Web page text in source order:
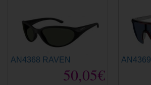
AN4368 RAVEN
50,05€
AN4369